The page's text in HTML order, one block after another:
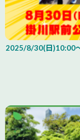
2025/8/30(日)10:00